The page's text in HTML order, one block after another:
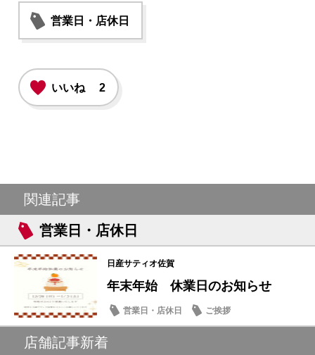
営業日・店休日
いいね 2
関連記事
営業日・店休日
日産サティオ佐賀
年末年始 休業日のお知らせ
営業日・店休日 ご挨拶
店舗記事新着